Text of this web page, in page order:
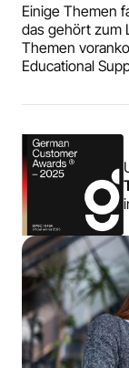
Einige Themen
das gehört zum
Themen
Educational